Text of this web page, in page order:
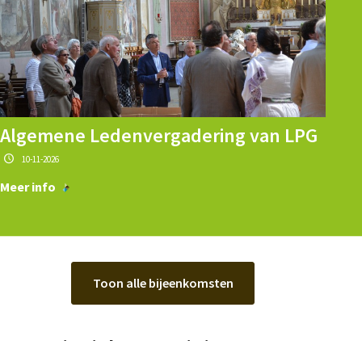
Algemene Ledenvergadering van LPG
10-11-2026
Meer info
Toon alle bijeenkomsten